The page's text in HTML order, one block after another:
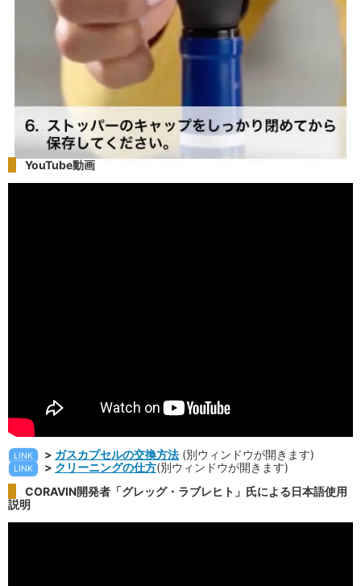
YouTube動画
LINK > ガスカプセルの交換方法 (別ウィンドウが開きます)
LINK > クリーニングの仕方(別ウィンドウが開きます)
CORAVIN開発者「グレッグ・ラブレヒト」氏による日本語使用
説明